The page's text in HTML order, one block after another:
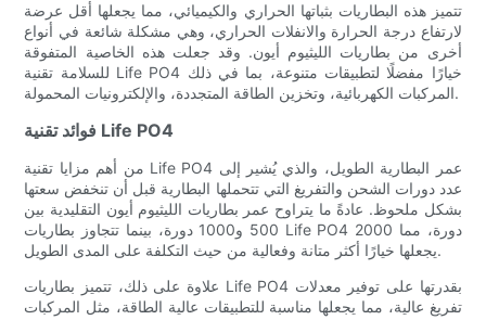
تتميز هذه البطاريات بثباتها الحراري والكيميائي، مما يجعلها أقل عرضة
لارتفاع درجة الحرارة والانفلات الحراري، وهي مشكلة شائعة في أنواع
أخرى من بطاريات الليثيوم أيون. وقد جعلت هذه الخاصية المتفوقة
للسلامة تقنية Life PO4 خيارًا مفضلًا لتطبيقات متنوعة، بما في ذلك
المركبات الكهربائية، وتخزين الطاقة المتجددة، والإلكترونيات المحمولة.
فوائد تقنية Life PO4
من أهم مزايا تقنية Life PO4 عمر البطارية الطويل، والذي يُشير إلى
عدد دورات الشحن والتفريغ التي تتحملها البطارية قبل أن تنخفض سعتها
بشكل ملحوظ. عادةً ما يتراوح عمر بطاريات الليثيوم أيون التقليدية بين
500 و1000 دورة، بينما تتجاوز بطاريات Life PO4 2000 دورة، مما
يجعلها خيارًا أكثر متانة وفعالية من حيث التكلفة على المدى الطويل.
علاوة على ذلك، تتميز بطاريات Life PO4 بقدرتها على توفير معدلات
تفريغ عالية، مما يجعلها مناسبة للتطبيقات عالية الطاقة، مثل المركبات